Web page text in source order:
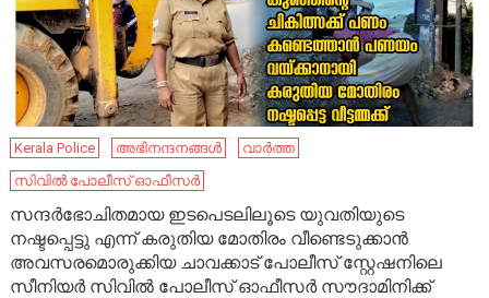
Kerala Police അഭിനന്ദനങ്ങൾ
വാർത്ത
സിവിൽ പോലീസ് ഓഫീസർ
സന്ദർഭോചിതമായ ഇടപെടലിലൂടെ യുവതിയുടെ
നഷ്ടപ്പെട്ടു എന്ന് കരുതിയ മോതിരം വീണ്ടെടുക്കാൻ
അവസരമൊരുക്കിയ ചാവക്കാട് പോലീസ് സ്റ്റേഷനിലെ
സീനിയർ സിവിൽ പോലീസ് ഓഫീസർ സൗദാമിനിക്ക്